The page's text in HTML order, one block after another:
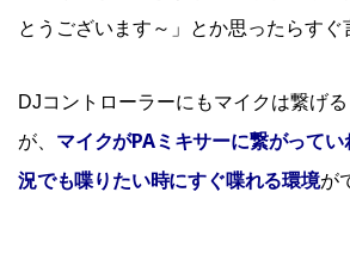
とうございます～」とか思ったらすぐ
DJコントローラーにもマイクは繋げ
が、 マイクがPAミキサーに繋がって
況でも喋りたい時にすぐ喋れる環境が